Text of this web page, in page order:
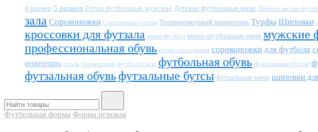
4 размер 5 размер Гетры футбольные мужские Детские футбольные мячи Любительские
зала Сороконожки Спортивные сетки Тренировочный инвентарь Турфы Шиповки
кроссовки для футзала мини-футбол мини-футбольные мячи мужские
профессиональная обувь сетка спортивная сороконожки для футбола
инвентарь стиль тренировки футбол в зале футбольная обувь футбольные бутсы
футзальная обувьфутзальные бутсы футзальные мячи шиповки
Футбольная форма Форма игровая